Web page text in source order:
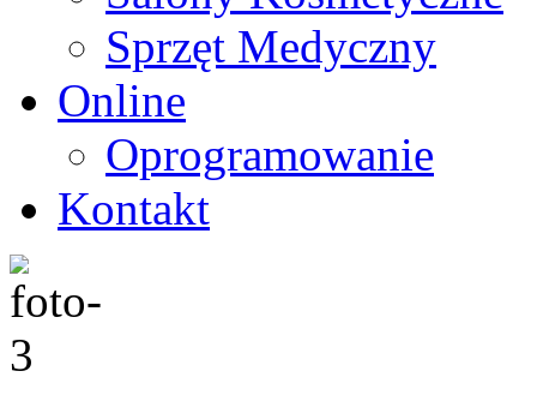
Sprzęt Medyczny
Online
Oprogramowanie
Kontakt